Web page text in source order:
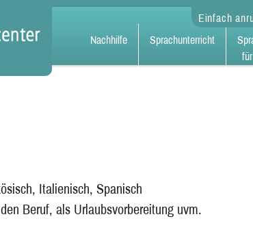
Nachhilfe Sprachunterricht
Einfach
Italienisch, Spanisch
Beruf, als Urlaubsvorbereitung uvm.